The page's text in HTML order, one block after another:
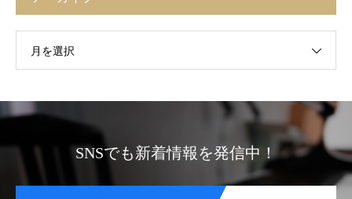
月を選択
SNSでも新着情報を発信中！